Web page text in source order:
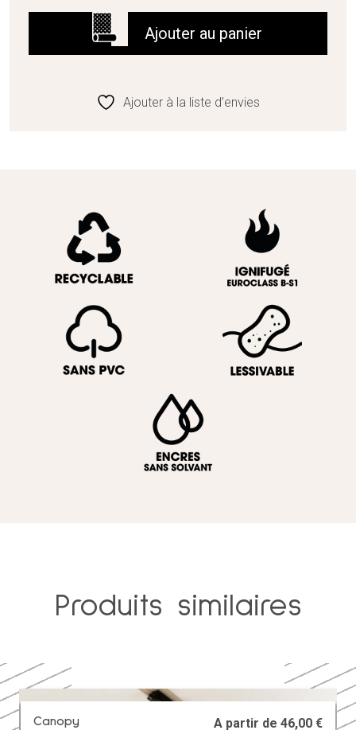
quantité
Ajouter au panier
Ajouter à la liste d’envies
Produits similaires
Canopy A partir de 46,00 €